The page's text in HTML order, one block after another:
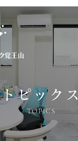
トピックス
TOPICS